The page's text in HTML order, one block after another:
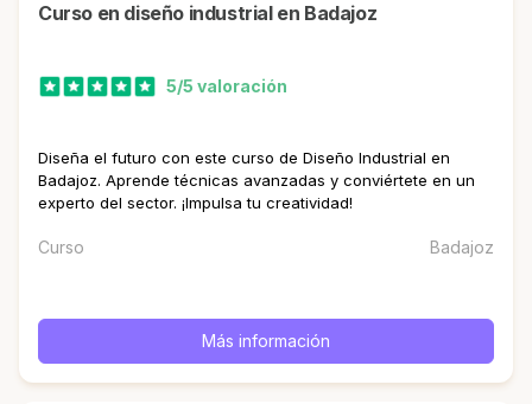
curso en diseño industrial en Badajoz
5/5 valoración
Diseña el futuro con este curso de Diseño Industrial en
Badajoz. Aprende técnicas avanzadas y conviértete en un
experto del sector. ¡Impulsa tu creatividad!
Curso Badajoz
Más información